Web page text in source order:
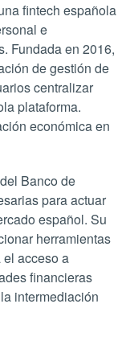
fintech española
e
Fundada en 2016,
de gestión de
centralizar
plataforma.
económica en
Banco de
para actuar
español. Su
herramientas
acceso a
financieras
intermediación